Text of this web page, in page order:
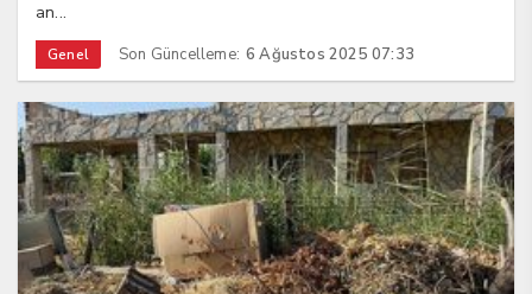
an...
Genel Son Güncelleme: 6 Ağustos 2025 07:33